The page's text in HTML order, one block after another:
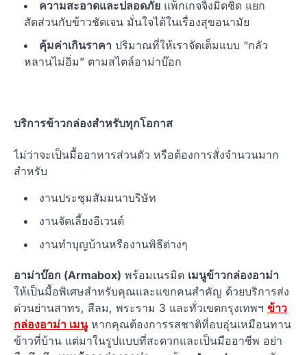
ความสะอาดและปลอดภัย แพ็กเกจจิ้งมิดชิด แยก
สัดส่วนกับข้าวชัดเจน มั่นใจได้ในเรื่องสุขอนามัย
คุ้มค่าเกินราคา ปริมาณที่ให้เราจัดเต็มแบบ “กลัว
หลานไม่อิ่ม” ตามสไตล์อาม่าบ๊อก
บริการข้าวกล่องสำหรับทุกโอกาส
ไม่ว่าจะเป็นมื้ออาหารส่วนตัว หรือต้องการสั่งจำนวนมาก
สำหรับ
งานประชุมสัมมนาบริษัท
งานจัดเลี้ยงอีเวนต์
งานทำบุญบ้านหรืองานพิธีต่างๆ
อาม่าบ๊อก (Armabox) พร้อมเนรมิต เมนูข้าวกล่องอาม่า
ให้เป็นมื้อพิเศษสำหรับคุณและแขกคนสำคัญ ด้วยบริการส่ง
ด่วนย่านสาทร, สีลม, พระราม 3 และทั่วเขตกรุงเทพฯ ข้าว
กล่องอาม่า เมนูหากคุณต้องการรสชาติที่อบอุ่นเหมือนทาน
ข้าวที่บ้าน แต่มาในรูปแบบที่สะดวกและเป็นมืออาชีพ อย่า